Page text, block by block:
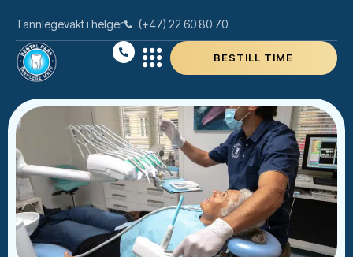
Tannlegevakt i helger (+47) 22 60 80 70
BESTILL TIME